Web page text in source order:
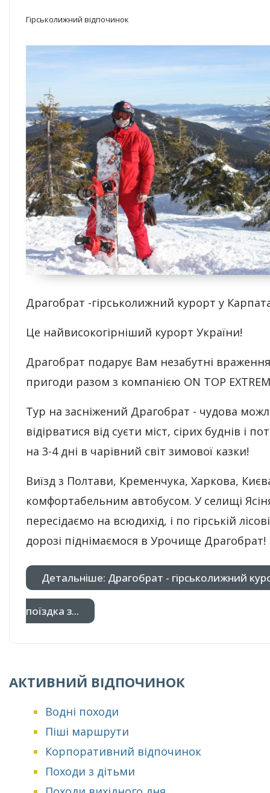
Гірськолижний відпочинок
Драгобрат -гірськолижний курорт у
Це найвисокогірніший курорт України!
Драгобрат подарує Вам незабутні
пригоди разом з компанією ON TOP
Тур на засніжений Драгобрат - чудова
відірватися від суєти міст, сірих буднів і
на 3-4 дні в чарівний світ зимової казки!
Виїзд з Полтави, Кременчука, Харкова,
комфортабельним автобусом. У селищі
пересідаємо на всюдихід, і по гірській
дорозі піднімаємося в Урочище Драгобрат!
Детальніше: Драгобрат - гірськолижний
поїздка з...
АКТИВНИЙ ВІДПОЧИНОК
Водні походи
Піші маршрути
Корпоративний відпочинок
Походи з дітьми